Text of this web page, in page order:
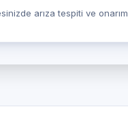
arıza tespiti ve onarım